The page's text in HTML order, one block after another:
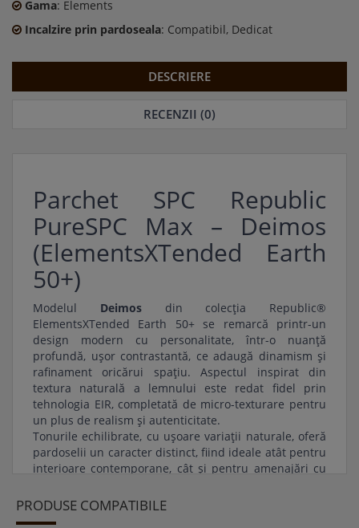
Gama: Elements
Incalzire prin pardoseala: Compatibil, Dedicat
DESCRIERE
RECENZII (0)
Parchet SPC Republic
PureSPC Max – Deimos
(ElementsXTended Earth
50+)
Modelul Deimosdin colecția Republic®
ElementsXTended Earth 50+ se remarcă printr-un
design modern cu personalitate, într-o nuanță
profundă, ușor contrastantă, ce adaugă dinamism și
rafinament oricărui spațiu. Aspectul inspirat din
textura naturală a lemnului este redat fidel prin
tehnologia EIR, completată de micro-texturare pentru
un plus de realism și autenticitate.
Tonurile echilibrate, cu ușoare variații naturale, oferă
pardoselii un caracter distinct, fiind ideale atât pentru
interioare contemporane, cât și pentru amenajări cu
Plăcile late creează un efect vizual amplu și coerent,
PRODUSE COMPATIBILE